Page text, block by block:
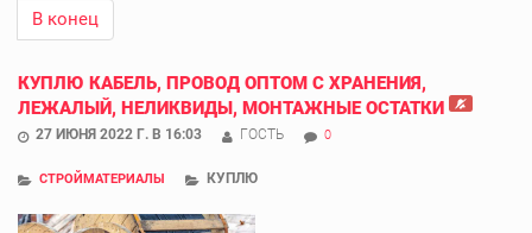
В конец
КУПЛЮ КАБЕЛЬ, ПРОВОД ОПТОМ С ХРАНЕНИЯ,
ЛЕЖАЛЫЙ, НЕЛИКВИДЫ, МОНТАЖНЫЕ ОСТАТКИ
27 ИЮНЯ 2022 Г. В 16:03 ГОСТЬ 0
СТРОЙМАТЕРИАЛЫ КУПЛЮ